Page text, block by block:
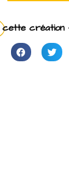
cette création